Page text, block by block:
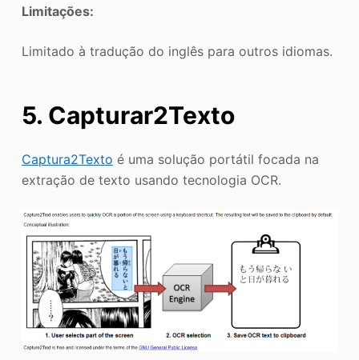
Limitações:
Limitado à tradução do inglês para outros idiomas.
5. Capturar2Texto
Captura2Texto é uma solução portátil focada na
extração de texto usando tecnologia OCR.